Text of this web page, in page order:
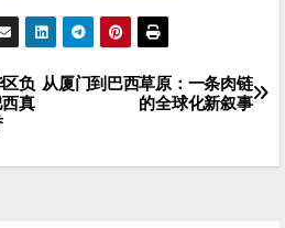
从厦门到巴西草原：一条肉链
的全球化新叙事
负
真